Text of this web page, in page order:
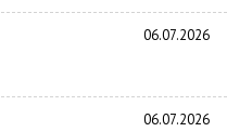
06.07.2026
06.07.2026